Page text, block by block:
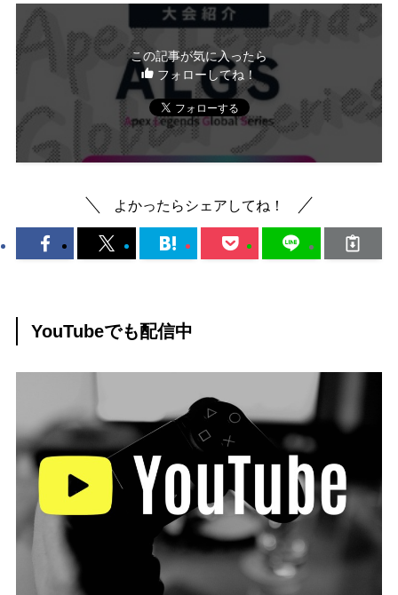
この記事が気に入ったら
フォローしてね！
よかったらシェアしてね！
YouTubeでも配信中